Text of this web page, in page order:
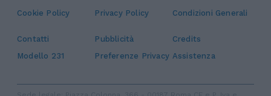
Cookie Policy Privacy Policy Condizioni Generali
Contatti Pubblicità
Credits
Modello 231
Preferenze Privacy Assistenza